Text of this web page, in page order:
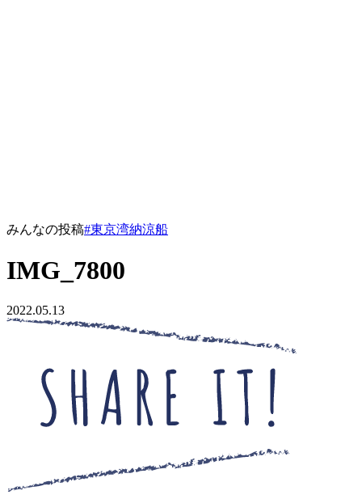
みんなの投稿#東京湾納涼船
IMG_7800
2022.05.13